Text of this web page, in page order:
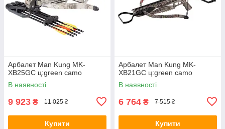
Арбалет Man Kung MK-
XB25GC ц:green camo
В наявності
9 923 ₴ 11 025 ₴
Купити
Арбалет Man Kung MK-
XB21GC ц:green camo
В наявності
6 764 ₴ 7 515 ₴
Купити